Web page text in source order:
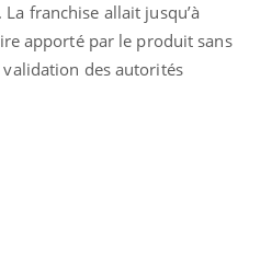
franchise allait jusqu’à
apporté par le produit sans
des autorités